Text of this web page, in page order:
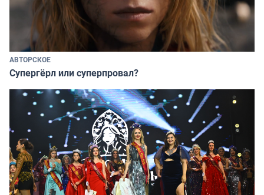
АВТОРСКОЕ
Супергёрл или суперпровал?